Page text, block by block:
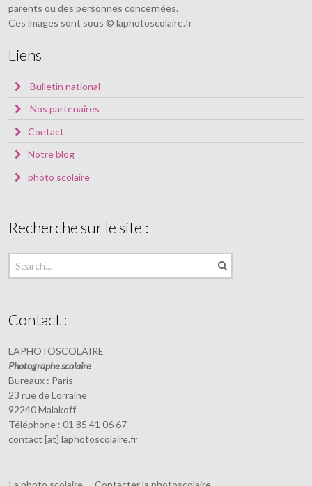
parents ou des personnes concernées.
Ces images sont sous © laphotoscolaire.fr
Liens
Bulletin national
Nos partenaires
Contact
Notre blog
photo scolaire
Recherche sur le site :
Contact :
LAPHOTOSCOLAIRE
Photographe scolaire
Bureaux : Paris
23 rue de Lorraine
92240 Malakoff
Téléphone : 01 85 41 06 67
contact [at] laphotoscolaire.fr